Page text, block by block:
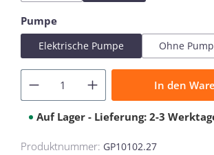
Pumpeauswählen
Elektrische Pumpe Ohne
In den
Auf Lager - Lieferung: 2-3
Produktnummer: GP10102.27